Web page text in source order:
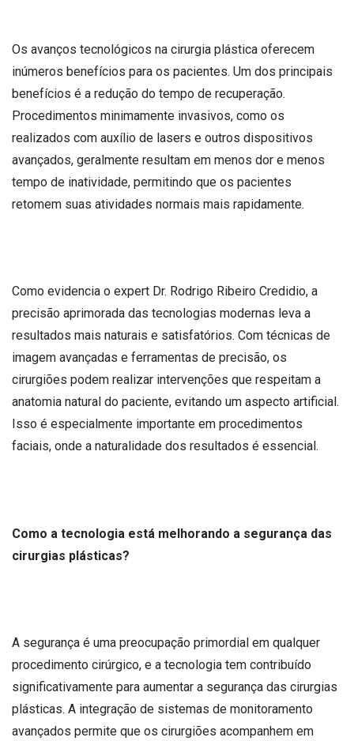
Os avanços tecnológicos na cirurgia plástica oferecem
inúmeros benefícios para os pacientes. Um dos principais
benefícios é a redução do tempo de recuperação.
Procedimentos minimamente invasivos, como os
realizados com auxílio de lasers e outros dispositivos
avançados, geralmente resultam em menos dor e menos
tempo de inatividade, permitindo que os pacientes
retomem suas atividades normais mais rapidamente.
Como evidencia o expert Dr. Rodrigo Ribeiro Credidio, a
precisão aprimorada das tecnologias modernas leva a
resultados mais naturais e satisfatórios. Com técnicas de
imagem avançadas e ferramentas de precisão, os
cirurgiões podem realizar intervenções que respeitam a
anatomia natural do paciente, evitando um aspecto artificial.
Isso é especialmente importante em procedimentos
faciais, onde a naturalidade dos resultados é essencial.
Como a tecnologia está melhorando a segurança das
cirurgias plásticas?
A segurança é uma preocupação primordial em qualquer
procedimento cirúrgico, e a tecnologia tem contribuído
significativamente para aumentar a segurança das cirurgias
plásticas. A integração de sistemas de monitoramento
avançados permite que os cirurgiões acompanhem em